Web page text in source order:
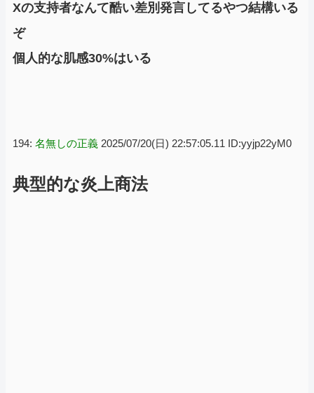
Xの支持者なんて酷い差別発言してるやつ結構いる
ぞ
個人的な肌感30%はいる
194: 名無しの正義 2025/07/20(日) 22:57:05.11 ID:yyjp22yM0
典型的な炎上商法